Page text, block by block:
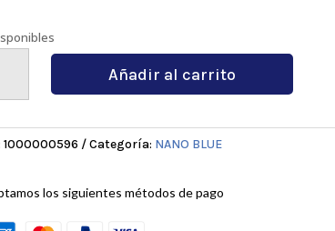
Añadir al carrito
1000000596 Categoría: NANO BLUE
los siguientes métodos de pago